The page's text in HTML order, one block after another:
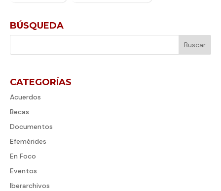
BÚSQUEDA
CATEGORÍAS
Acuerdos
Becas
Documentos
Efemérides
En Foco
Eventos
Iberarchivos